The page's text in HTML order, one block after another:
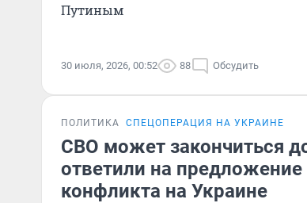
Путиным
30 июля, 2026, 00:52 88 Обсудить
ПОЛИТИКА СПЕЦОПЕРАЦИЯ НА УКРАИНЕ
СВО может закончиться
ответили на
конфликта на Украине